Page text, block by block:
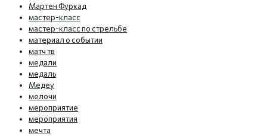
Мартен Фуркад
мастер-класс
мастер-класс по стрельбе
материал о событии
матч тв
медали
медаль
Медеу
мелочи
мероприятие
мероприятия
мечта